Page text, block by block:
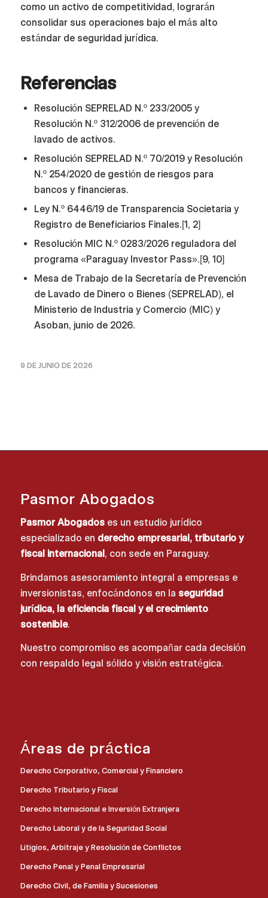
como un activo de competitividad, lograrán
consolidar sus operaciones bajo el más alto
estándar de seguridad jurídica.
Referencias
Resolución SEPRELAD N.º 233/2005 y
Resolución N.º 312/2006 de prevención de
lavado de activos.
Resolución SEPRELAD N.º 70/2019 y Resolución
N.º 254/2020 de gestión de riesgos para
bancos y financieras.
Ley N.º 6446/19 de Transparencia Societaria y
Registro de Beneficiarios Finales.[1, 2]
Resolución MIC N.º 0283/2026 reguladora del
programa «Paraguay Investor Pass».[9, 10]
Mesa de Trabajo de la Secretaría de Prevención
de Lavado de Dinero o Bienes (SEPRELAD), el
Ministerio de Industria y Comercio (MIC) y
Asoban, junio de 2026.
9 DE JUNIO DE 2026
Pasmor Abogados
Pasmor Abogadoses un estudio jurídico
especializado en derecho empresarial, tributario y
fiscal internacional , con sede en Paraguay.
Brindamos asesoramiento integral a empresas e
inversionistas, enfocándonos en la seguridad
jurídica, la eficiencia fiscal y el crecimiento
sostenible.
Nuestro compromiso es acompañar cada decisión
con respaldo legal sólido y visión estratégica.
Áreas de práctica
Derecho Corporativo, Comercial y Financiero
Derecho Tributario y Fiscal
Derecho Internacional e Inversión Extranjera
Derecho Laboral y de la Seguridad Social
Litigios, Arbitraje y Resolución de Conflictos
Derecho Penal y Penal Empresarial
Derecho Civil, de Familia y Sucesiones